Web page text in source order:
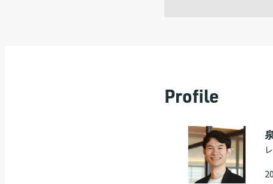
Profile